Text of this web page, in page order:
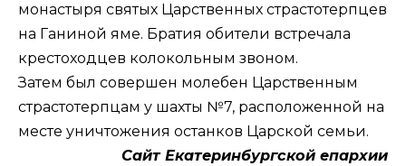
монастыря святых Царственных страстотерпцев
на Ганиной яме. Братия обители встречала
крестоходцев колокольным звоном.
Затем был совершен молебен Царственным
страстотерпцам у шахты №7, расположенной на
месте уничтожения останков Царской семьи.
Сайт Екатеринбургской епархии